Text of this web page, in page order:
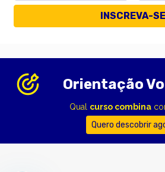
INSCREVA-SE
Orientação
Qual curso combina
Quero descobrir